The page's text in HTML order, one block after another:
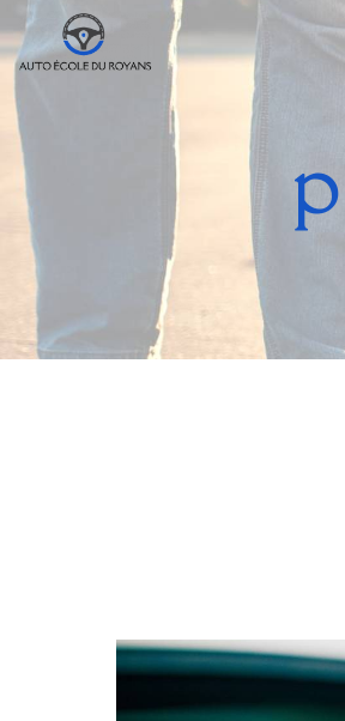
Panneau de gestion des cookies